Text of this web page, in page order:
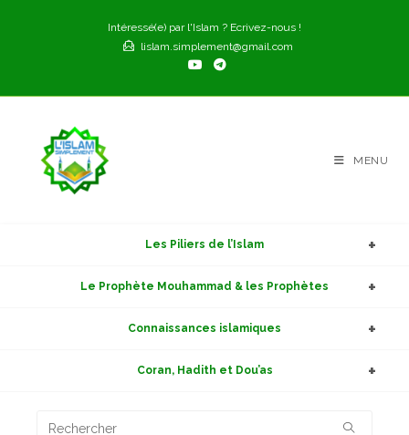
Intéressé(e) par l'Islam ? Ecrivez-nous !
lislam.simplement@gmail.com
MENU
Les Piliers de l’Islam
Le Prophète Mouhammad & les Prophètes
Connaissances islamiques
Coran, Hadith et Dou’as